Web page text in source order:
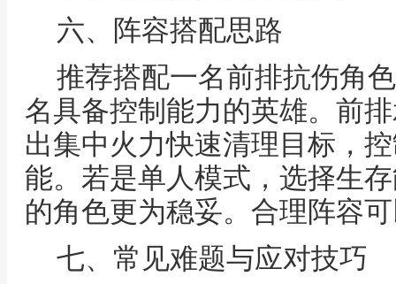
六、阵容搭配思路
推荐搭配一名前排抗伤角
名具备控制能力的英雄。前
出集中火力快速清理目标，
能。若是单人模式，选择生
的角色更为稳妥。合理阵容
七、常见难题与应对技巧